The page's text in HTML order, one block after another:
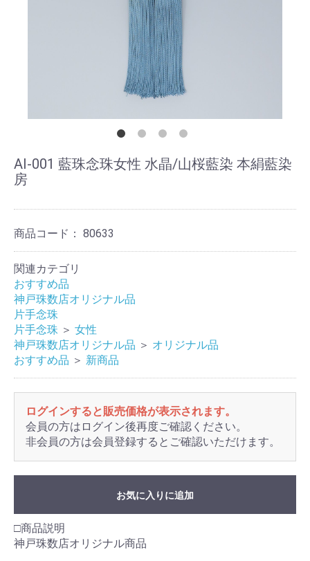
AI-001 藍珠念珠女性 水晶/山桜藍染 本絹藍染
房
商品コード： 80633
関連カテゴリ
おすすめ品
神戸珠数店オリジナル品
片手念珠
片手念珠 ＞ 女性
神戸珠数店オリジナル品 ＞ オリジナル品
おすすめ品 ＞ 新商品
ログインすると販売価格が表示されます。
会員の方はログイン後再度ご確認ください。
非会員の方は会員登録するとご確認いただけます。
お気に入りに追加
□商品説明
神戸珠数店オリジナル商品